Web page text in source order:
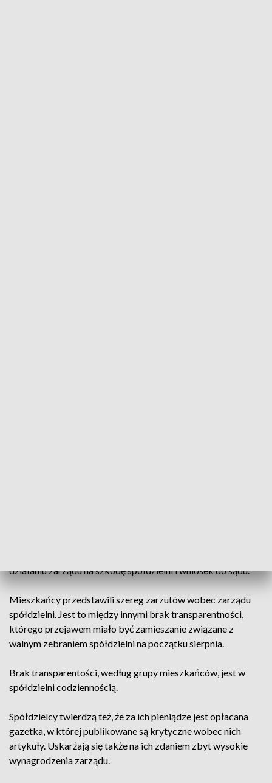
działaniu zarządu na szkodę spółdzielni i wniosek do sądu.
Mieszkańcy przedstawili szereg zarzutów wobec zarządu
spółdzielni. Jest to między innymi brak transparentności,
którego przejawem miało być zamieszanie związane z
walnym zebraniem spółdzielni na początku sierpnia.
Brak transparentości, według grupy mieszkańców, jest w
spółdzielni codziennością.
Spółdzielcy twierdzą też, że za ich pieniądze jest opłacana
gazetka, w której publikowane są krytyczne wobec nich
artykuły. Uskarżają się także na ich zdaniem zbyt wysokie
wynagrodzenia zarządu.